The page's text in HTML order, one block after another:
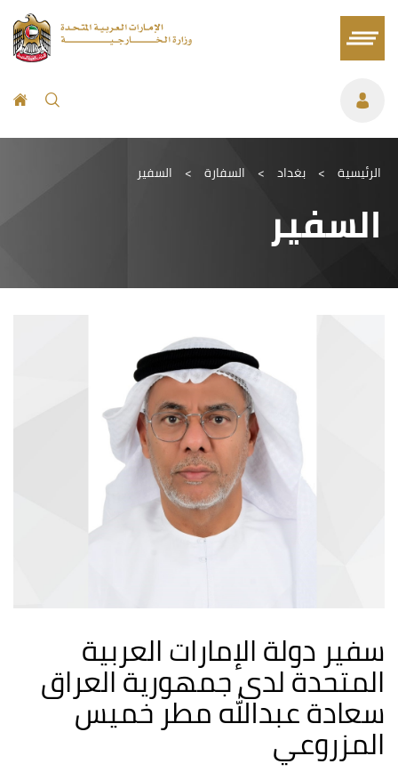
الرئيسية > بغداد > السفارة > السفير
السفير
سفير دولة الإمارات العربية
المتحدة لدى جمهورية العراق
سعادة عبدالله مطر خميس
المزروعي